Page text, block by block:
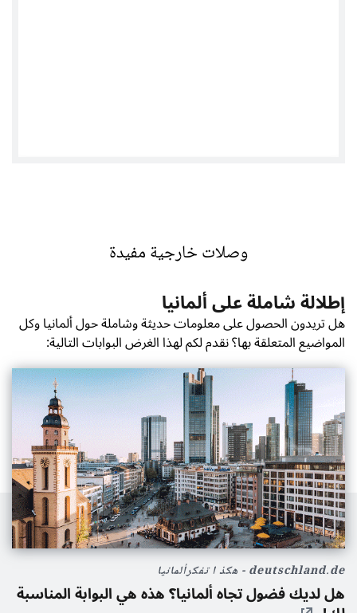
Sieh dir diesen Beitrag auf Instagram an
وصلات خارجية مفيدة
إطلالة شاملة على ألمانيا
هل تريدون الحصول على معلومات حديثة وشاملة حول ألمانيا وكل
المواضيع المتعلقة بها؟ نقدم لكم لهذا الغرض البوابات التالية:
deutschland.de - ھکذ ا تفکرألمانيا
هل لديك فضول تجاه ألمانيا؟ هذه هي البوابة المناسبة